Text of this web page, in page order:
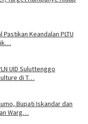
Keandalan PLTU
UID Suluttenggo
di T…
Bupati Iskandar dan
Warg…